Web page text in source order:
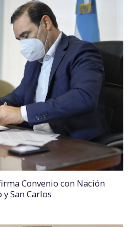
Convenio con Nación
San Carlos